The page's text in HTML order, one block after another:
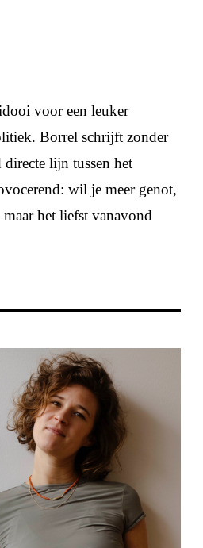
voor een leuker
Borrel schrijft zonder
lijn tussen het
wil je meer genot,
het liefst vanavond